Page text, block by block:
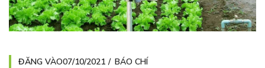
ĐĂNG VÀO07/10/2021 BÁO CHÍ